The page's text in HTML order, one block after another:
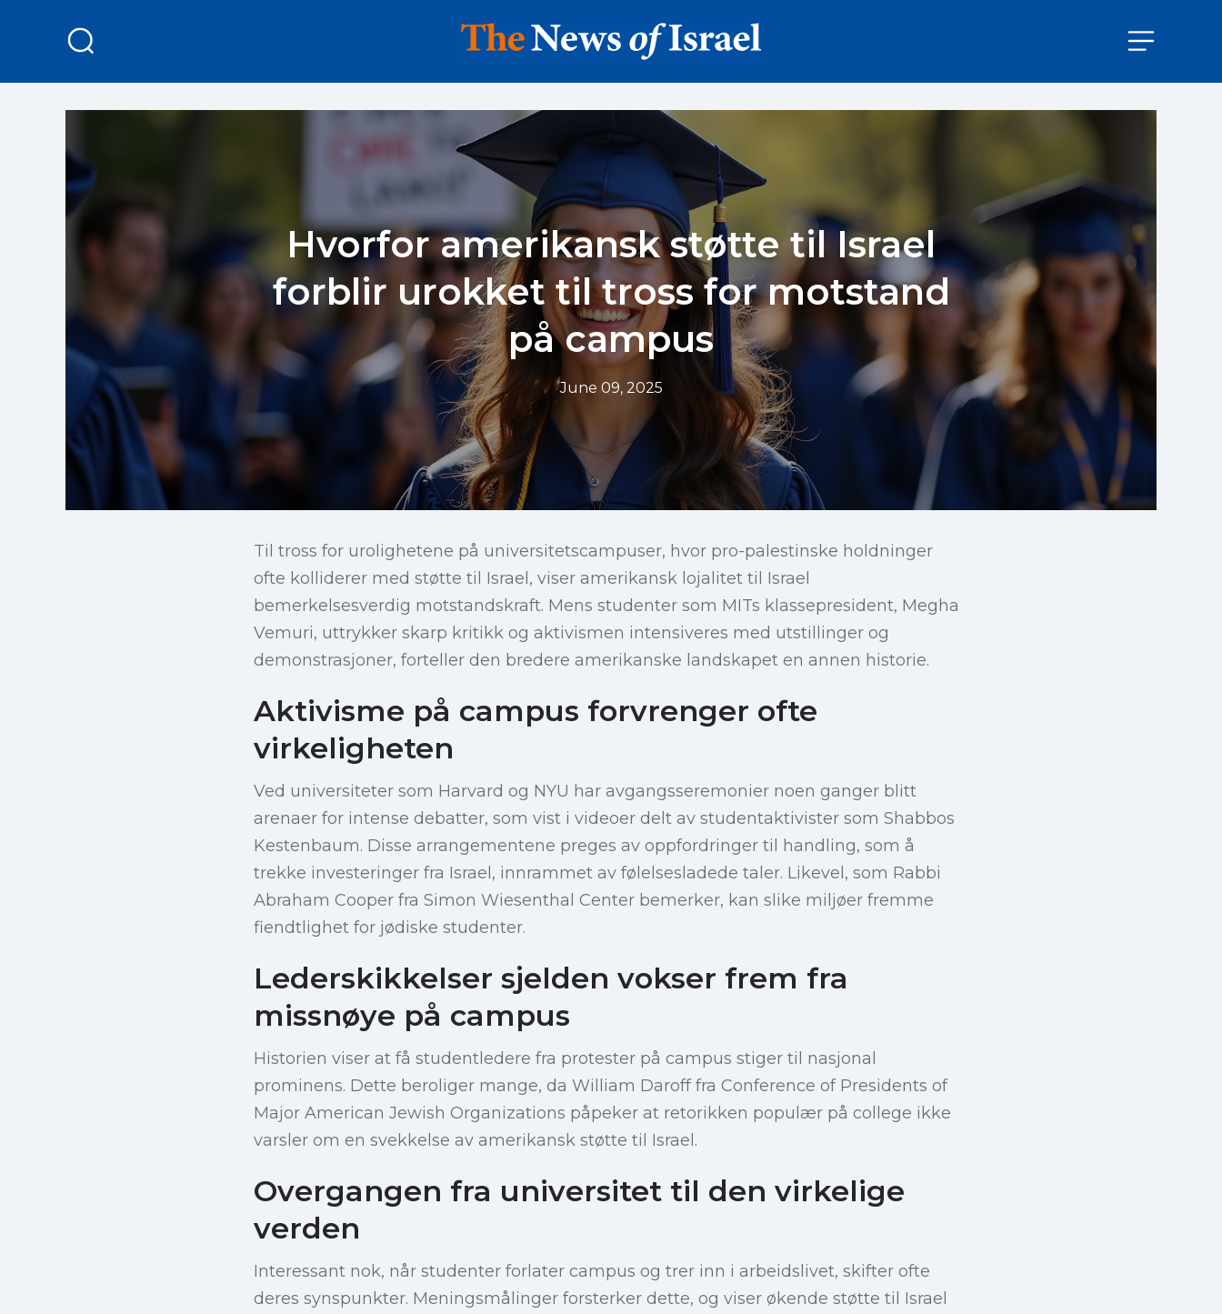
Hvorfor amerikansk støtte til Israel
forblir urokket til tross for motstand
på campus
June 09, 2025
Til tross for urolighetene på universitetscampuser, hvor pro-palestinske holdninger
ofte kolliderer med støtte til Israel, viser amerikansk lojalitet til Israel
bemerkelsesverdig motstandskraft. Mens studenter som MITs klassepresident, Megha
Vemuri, uttrykker skarp kritikk og aktivismen intensiveres med utstillinger og
demonstrasjoner, forteller den bredere amerikanske landskapet en annen historie.
Aktivisme på campus forvrenger ofte
virkeligheten
Ved universiteter som Harvard og NYU har avgangsseremonier noen ganger blitt
arenaer for intense debatter, som vist i videoer delt av studentaktivister som Shabbos
Kestenbaum. Disse arrangementene preges av oppfordringer til handling, som å
trekke investeringer fra Israel, innrammet av følelsesladede taler. Likevel, som Rabbi
Abraham Cooper fra Simon Wiesenthal Center bemerker, kan slike miljøer fremme
fiendtlighet for jødiske studenter.
Lederskikkelser sjelden vokser frem fra
missnøye på campus
Historien viser at få studentledere fra protester på campus stiger til nasjonal
prominens. Dette beroliger mange, da William Daroff fra Conference of Presidents of
Major American Jewish Organizations påpeker at retorikken populær på college ikke
varsler om en svekkelse av amerikansk støtte til Israel.
Overgangen fra universitet til den virkelige
verden
Interessant nok, når studenter forlater campus og trer inn i arbeidslivet, skifter ofte
deres synspunkter. Meningsmålinger forsterker dette, og viser økende støtte til Israel